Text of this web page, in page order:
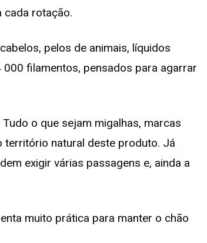
cada rotação.
pelos de animais, líquidos
filamentos, pensados para agarrar
o que sejam migalhas, marcas
território natural deste produto. Já
exigir várias passagens e, ainda a
muito prática para manter o chão